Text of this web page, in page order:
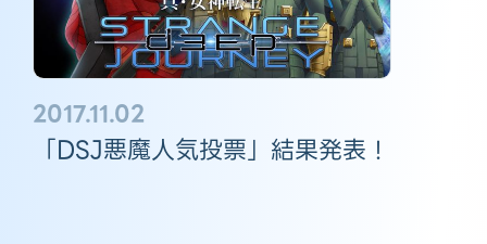
2017.11.02
「DSJ悪魔人気投票」結果発表！